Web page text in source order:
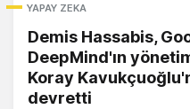
YAPAY ZEKA
Demis Hassabis,
DeepMind'ın
Koray
devretti